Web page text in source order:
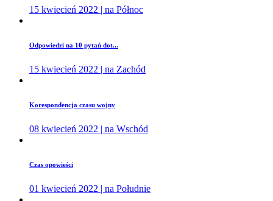
15 kwiecień 2022 | na Północ
Odpowiedzi na 10 pytań dot...
15 kwiecień 2022 | na Zachód
Korespondencja czasu wojny
08 kwiecień 2022 | na Wschód
Czas opowieści
01 kwiecień 2022 | na Południe